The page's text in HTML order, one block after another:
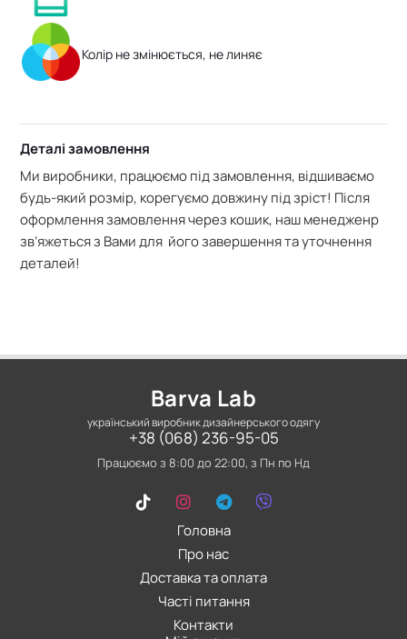
Колір не змінюється, не линяє
Деталі замовлення
Ми виробники, працюємо під замовлення, відшиваємо
будь-який розмір, корегуємо довжину під зріст! Після
оформлення замовлення через кошик, наш менедженр
зв’яжеться з Вами для його завершення та уточнення
деталей!
Barva Lab
український виробник дизайнерського одягу
Головна
Про нас
Доставка та оплата
Часті питання
Контакти
+38 (068) 236-95-05
Працюємо з 8:00 до 22:00, з Пн по Нд